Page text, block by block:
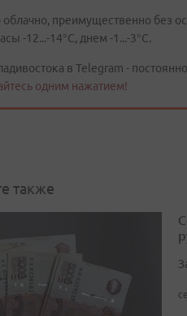
облачно, преимущественно без
-12...-14°C, днем -1...-3°C.
в Telegram -
одним нажатием!
также